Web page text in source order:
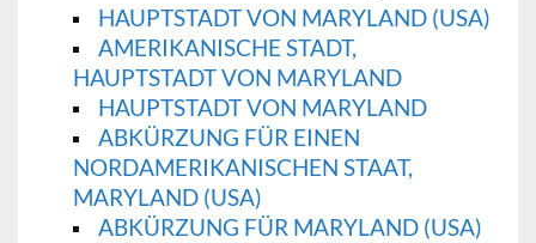
HAUPTSTADT VON MARYLAND (USA)
AMERIKANISCHE STADT,
HAUPTSTADT VON MARYLAND
HAUPTSTADT VON MARYLAND
ABKÜRZUNG FÜR EINEN
NORDAMERIKANISCHEN STAAT,
MARYLAND (USA)
ABKÜRZUNG FÜR MARYLAND (USA)